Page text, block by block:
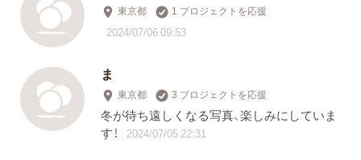
東京都 1 プロジェクトを応援
2024/07/06 09:53
ま
東京都 3 プロジェクトを応援
冬が待ち遠しくなる写真、楽しみにしていま
す！
2024/07/05 22:31